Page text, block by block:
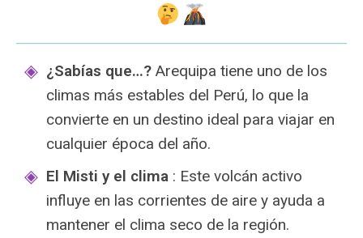
¿Sabías que…? Arequipa tiene uno de los
climas más estables del Perú, lo que la
convierte en un destino ideal para viajar en
cualquier época del año.
El Misti y el clima : Este volcán activo
influye en las corrientes de aire y ayuda a
mantener el clima seco de la región.